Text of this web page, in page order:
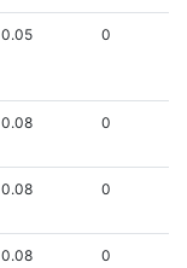
0.05 0
0.08 0
0.08 0
0.08 0